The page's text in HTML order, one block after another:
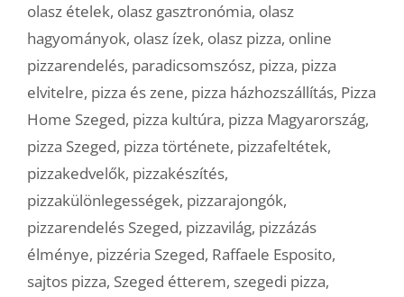
olasz ételek, olasz gasztronómia, olasz
hagyományok, olasz ízek, olasz pizza, online
pizzarendelés, paradicsomszósz, pizza, pizza
elvitelre, pizza és zene, pizza házhozszállítás, Pizza
Home Szeged, pizza kultúra, pizza Magyarország,
pizza Szeged, pizza története, pizzafeltétek,
pizzakedvelők, pizzakészítés,
pizzakülönlegességek, pizzarajongók,
pizzarendelés Szeged, pizzavilág, pizzázás
élménye, pizzéria Szeged, Raffaele Esposito,
sajtos pizza, Szeged étterem, szegedi pizza,